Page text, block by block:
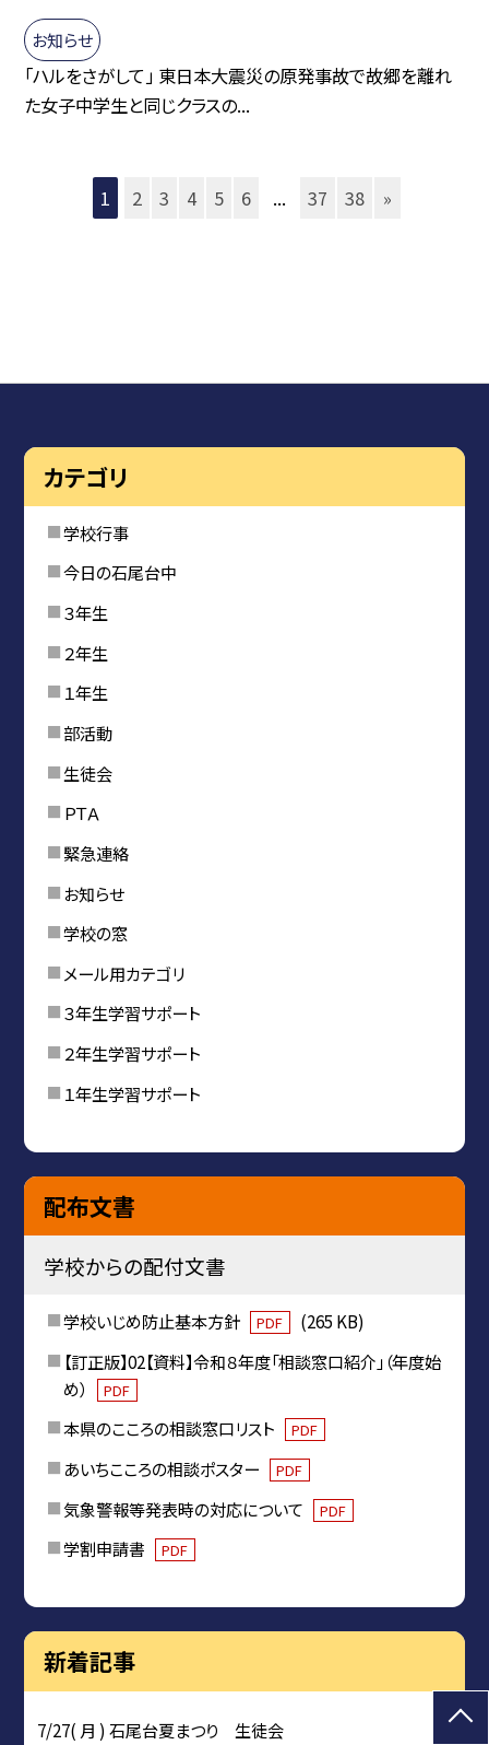
お知らせ
「ハルをさがして」 東日本大震災の原発事故で故郷を離れ
た女子中学生と同じクラスの...
1 2 3 4 5 6 ... 37 38 »
カテゴリ
学校行事
今日の石尾台中
３年生
２年生
１年生
部活動
生徒会
ＰＴＡ
緊急連絡
お知らせ
学校の窓
メール用カテゴリ
３年生学習サポート
２年生学習サポート
１年生学習サポート
配布文書
学校からの配付文書
学校いじめ防止基本方針 PDF
(265 KB)
【訂正版】02【資料】令和８年度「相談窓口紹介」（年度始
め）
PDF
本県のこころの相談窓口リスト PDF
あいちこころの相談ポスター PDF
気象警報等発表時の対応について PDF
学割申請書 PDF
新着記事
7/27( 月 ) 石尾台夏まつり 生徒会